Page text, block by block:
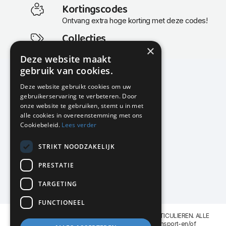
Kortingscodes
Ontvang extra hoge korting met deze codes!
Collecties
Actuele en populaire collecties
KMP Kantoormeubilair
Airport Business Park
Frankfurtstraat 29-31
1175 RH Lijnden
020-617 01 26
info@kmpkantoormeubilair.nl
Facebook
Instagram
KMP Kantoormeubilair levert aan BEDRIJVEN en PARTICULIEREN. ALLE
GENOEMDE PRIJZEN ZIJN EXCL. 21% B.T.W. Transport-en/of
×
Deze website maakt
gebruik van cookies.
Deze website gebruikt cookies om uw
gebruikerservaring te verbeteren. Door
onze website te gebruiken, stemt u in met
alle cookies in overeenstemming met ons
Cookiebeleid. Lees verder
STRIKT NOODZAKELIJK
PRESTATIE
TARGETING
FUNCTIONEEL